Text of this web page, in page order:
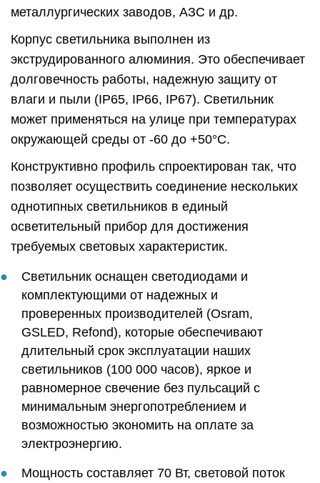
металлургических заводов, АЗС и др.
Корпус светильника выполнен из
экструдированного алюминия. Это обеспечивает
долговечность работы, надежную защиту от
влаги и пыли (IP65, IP66, IP67). Светильник
может применяться на улице при температурах
окружающей среды от -60 до +50°C.
Конструктивно профиль спроектирован так, что
позволяет осуществить соединение нескольких
однотипных светильников в единый
осветительный прибор для достижения
требуемых световых характеристик.
Светильник оснащен светодиодами и
комплектующими от надежных и
проверенных производителей (Osram,
GSLED, Refond), которые обеспечивают
длительный срок эксплуатации наших
светильников (100 000 часов), яркое и
равномерное свечение без пульсаций с
минимальным энергопотреблением и
возможностью экономить на оплате за
электроэнергию.
Мощность составляет 70 Вт, световой поток